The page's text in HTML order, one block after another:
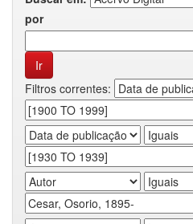
por
Filtros correntes: